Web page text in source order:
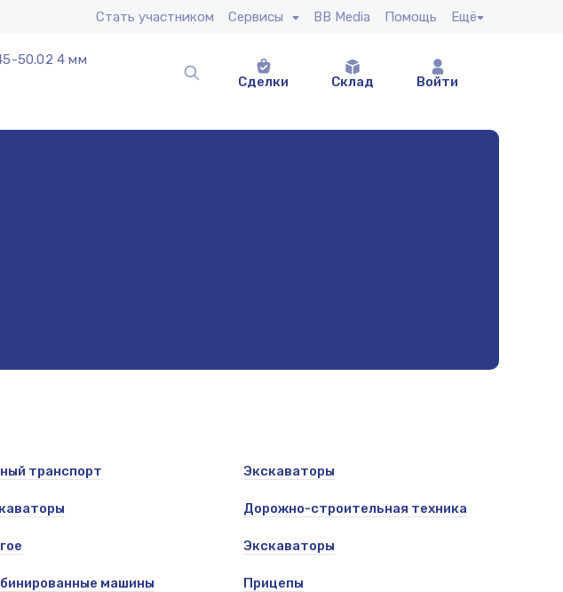
Стать участником Сервисы BB Media Помощь Ещё
50.02 4 мм
Сделки
Склад Войти
транспорт
машины
Экскаваторы
Дорожно-строительная техника
Экскаваторы
Прицепы